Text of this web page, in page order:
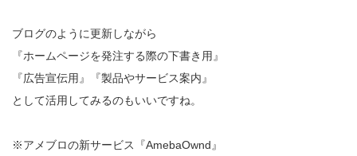
ブログのように更新しながら
『ホームページを発注する際の下書き用』
『広告宣伝用』『製品やサービス案内』
として活用してみるのもいいですね。
※アメブロの新サービス『AmebaOwnd』